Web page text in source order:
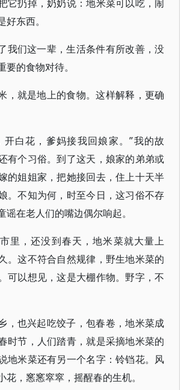
它扔掉，奶奶说：地米菜可以吃，闹
东西。
我们这一辈，生活条件有所改善，没
的食物对待。
，就是地上的食物。这样解释，更确
开白花，爹妈接我回娘家。”我的故
有个习俗。到了这天，娘家的弟弟或
的姐姐家，把她接回去，住上十天半
。不知为何，时至今日，这习俗不存
谣在老人们的嘴边偶尔响起。
里，还没到春天，地米菜就大量上
。这不符合自然规律，野生地米菜的
可以想见，这是大棚作物。野字，不
，也兴起吃饺子，包春卷，地米菜成
时节，人们踏青，就是采摘地米菜的
地米菜还有另一个名字：铃铛花。风
花，窸窸窣窣，摇醒春的生机。